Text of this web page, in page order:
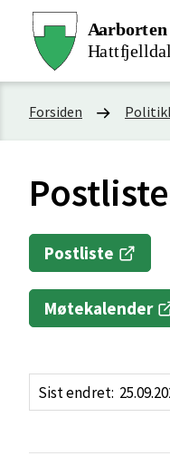
Du
her:
Forsiden
Postliste
Møtekalender
Sist endret